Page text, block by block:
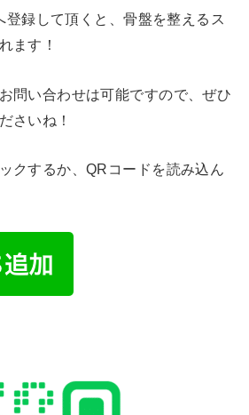
録して頂くと、骨盤を整えるス
ます！
問い合わせは可能ですので、ぜひ
さいね！
クするか、QRコードを読み込ん